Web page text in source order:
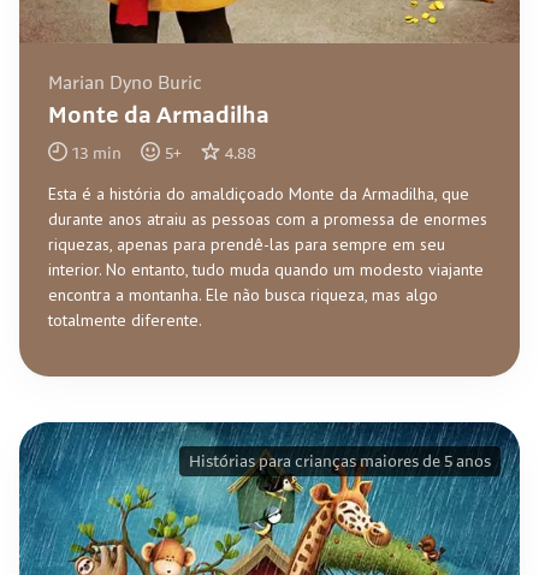
Marian Dyno Buric
Monte da Armadilha
13 min 5+ 4.88
Esta é a história do amaldiçoado Monte da Armadilha, que
durante anos atraiu as pessoas com a promessa de enormes
riquezas, apenas para prendê-las para sempre em seu
interior. No entanto, tudo muda quando um modesto viajante
encontra a montanha. Ele não busca riqueza, mas algo
totalmente diferente.
Histórias para crianças maiores de 5 anos